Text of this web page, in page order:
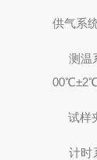
供气系
测温
00℃±2℃
试样
计时